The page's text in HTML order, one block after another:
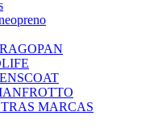
MARCAS